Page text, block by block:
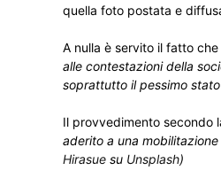
quella foto postata e
A nulla è servito il fatto
alle contestazioni della
soprattutto il pessimo
Il provvedimento secondo
aderito a una
Hirasue su Unsplash)